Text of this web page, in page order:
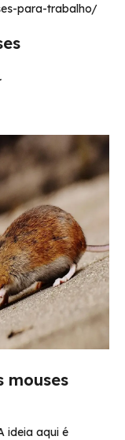
para-trabalho/
mouses
ideia aqui é